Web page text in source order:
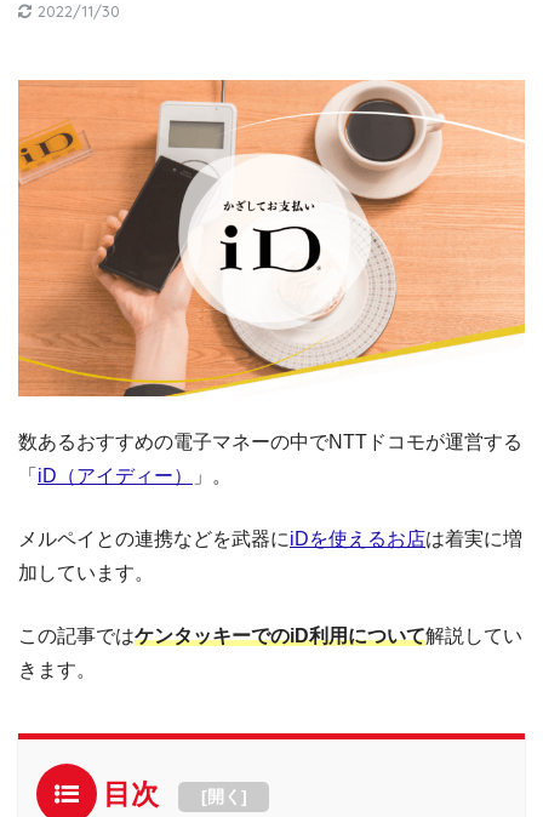
2022/11/30
数あるおすすめの電子マネーの中でNTTドコモが運営する
「 iD（アイディー） 」。
メルペイとの連携などを武器にiDを使えるお店は着実に増
加しています。
この記事ではケンタッキーでのiD利用について解説してい
きます。
目次 [開く ]